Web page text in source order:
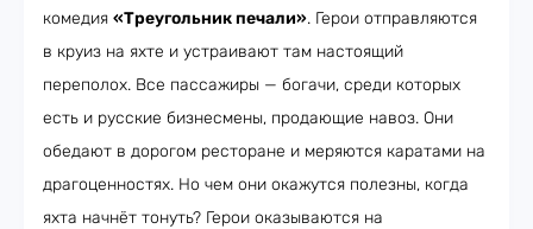
комедия «Треугольник печали». Герои отправляются
в круиз на яхте и устраивают там настоящий
переполох. Все пассажиры — богачи, среди которых
есть и русские бизнесмены, продающие навоз. Они
обедают в дорогом ресторане и меряются каратами на
драгоценностях. Но чем они окажутся полезны, когда
яхта начнёт тонуть? Герои оказываются на